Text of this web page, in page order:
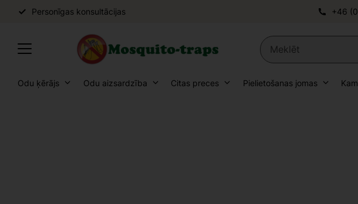
Personīgas konsultācijas +46
Odu ķērājs Odu aizsardzība Citas preces Pielietošanas jomas